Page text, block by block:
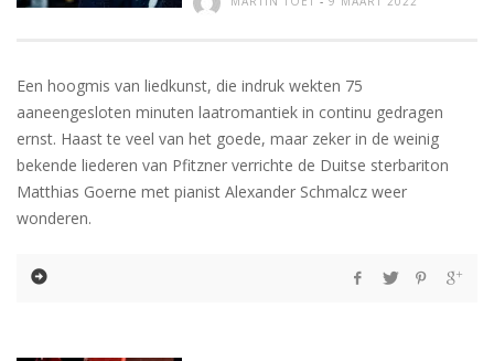
Een hoogmis van liedkunst, die indruk wekten 75
aaneengesloten minuten laatromantiek in continu gedragen
ernst. Haast te veel van het goede, maar zeker in de weinig
bekende liederen van Pfitzner verrichte de Duitse sterbariton
Matthias Goerne met pianist Alexander Schmalcz weer
wonderen.